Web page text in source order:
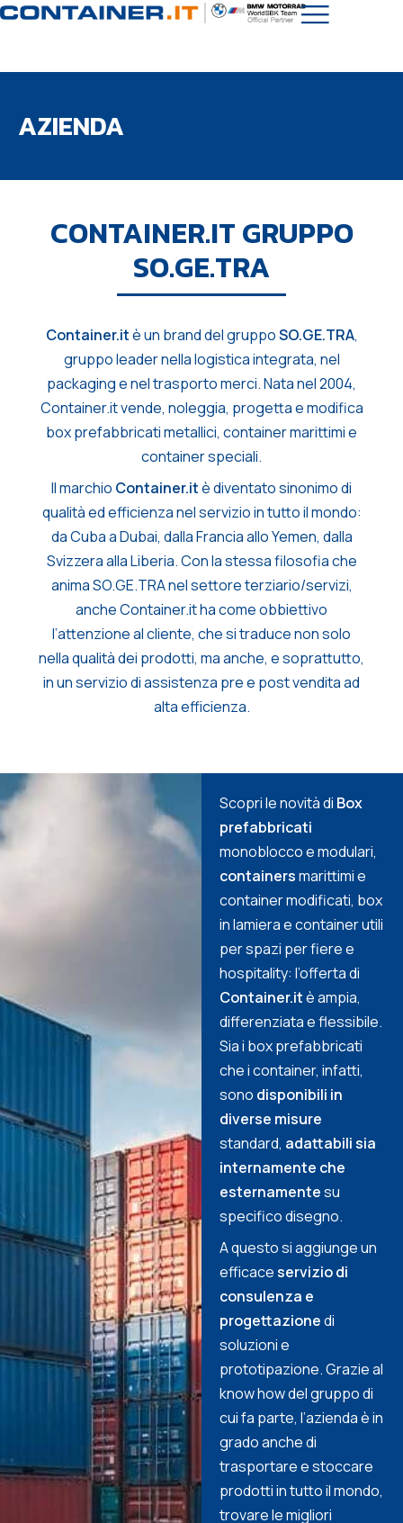
AZIENDA
CONTAINER.IT GRUPPO
SO.GE.TRA
Container.itè un brand del gruppoSO.GE.TRA,
gruppo leader nella logistica integrata, nel
packaging e nel trasporto merci. Nata nel 2004,
Container.it vende, noleggia, progetta e modifica
box prefabbricati metallici, container marittimi e
container speciali.
Il marchio Container.itè diventato sinonimo di
qualità ed efficienza nel servizio in tutto il mondo:
da Cuba a Dubai, dalla Francia allo Yemen, dalla
Svizzera alla Liberia. Con la stessa filosofia che
anima SO.GE.TRA nel settore terziario/servizi,
anche Container.it ha come obbiettivo
l’attenzione al cliente, che si traduce non solo
nella qualità dei prodotti, ma anche, e soprattutto,
in un servizio di assistenza pre e post vendita ad
alta efficienza.
Scopri le novità di Box
prefabbricati
monoblocco e modulari,
containersmarittimi e
container modificati, box
in lamiera e container utili
per spazi per fiere e
hospitality: l’offerta di
Container.itè ampia,
differenziata e flessibile.
Sia i box prefabbricati
che i container, infatti,
sono disponibili in
diverse misure
standard, adattabili sia
internamente che
esternamentesu
specifico disegno.
A questo si aggiunge un
efficaceservizio di
consulenza e
progettazionedi
soluzioni e
prototipazione. Grazie al
know how del gruppo di
cui fa parte, l’azienda è in
grado anche di
trasportare e stoccare
prodotti in tutto il mondo,
trovare le migliori